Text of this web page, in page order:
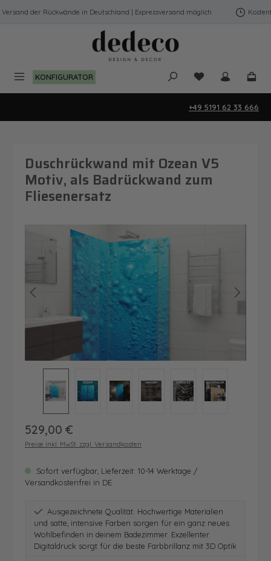
Zum Hauptinhalt springen
der Rückwände in Deutschland | Expressversand möglich
KONFIGURATOR Du hast 0
+49 5191 62 33 666
Duschrückwand mit Ozean V5
Motiv, als Badrückwand zum
Fliesenersatz
Bildergalerie überspringen
Regulärer Preis:
529,00 €
Preise inkl. MwSt. zzgl. Versandkosten
Sofort verfügbar, Lieferzeit: 10-14 Werktage /
Versandkostenfrei in DE
Ausgezeichnete Qualität: Hochwertige Materialien
und satte, intensive Farben sorgen für ein ganz neues
Wohlbefinden in deinem Badezimmer. Exzellenter
Digitaldruck sorgt für die beste Farbbrillanz mit 3D Optik